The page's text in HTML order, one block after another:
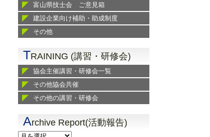
富山県技士会 ご意見箱
建設企業向け補助・助成制度
その他
TRAINING (講習・研修会)
協会主催講習・研修会一覧
その他協会共催
その他の講習・研修会
Archive Report(活動報告)